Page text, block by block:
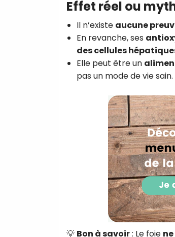
Effet réel ou
Il n’existe aucune
En revanche, ses
des cellules
Elle peut être un
pas un mode de vie sain.
💡 Bon à savoir: Le foie